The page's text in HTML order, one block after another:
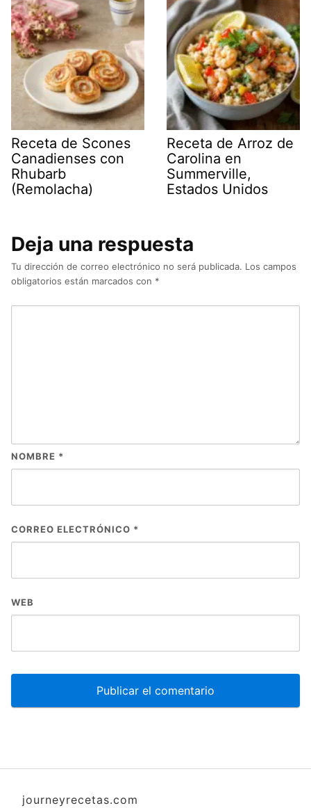
Receta de Scones
Canadienses con
Rhubarb
(Remolacha)
Receta de Arroz de
Carolina en
Summerville,
Estados Unidos
Deja una respuesta
Tu dirección de correo electrónico no será publicada. Los campos
obligatorios están marcados con *
NOMBRE *
CORREO ELECTRÓNICO *
WEB
journeyrecetas.com